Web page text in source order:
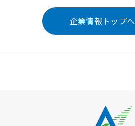
企業情報トップへ